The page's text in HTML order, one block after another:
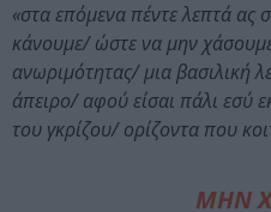
«στα επόμενα πέντε λεπτά ας
κάνουμε/ ώστε να μην
ανωριμότητας/ μια βασιλική
άπειρο/ αφού είσαι πάλι εσύ
του γκρίζου/ ορίζοντα που
ΜΗΝ